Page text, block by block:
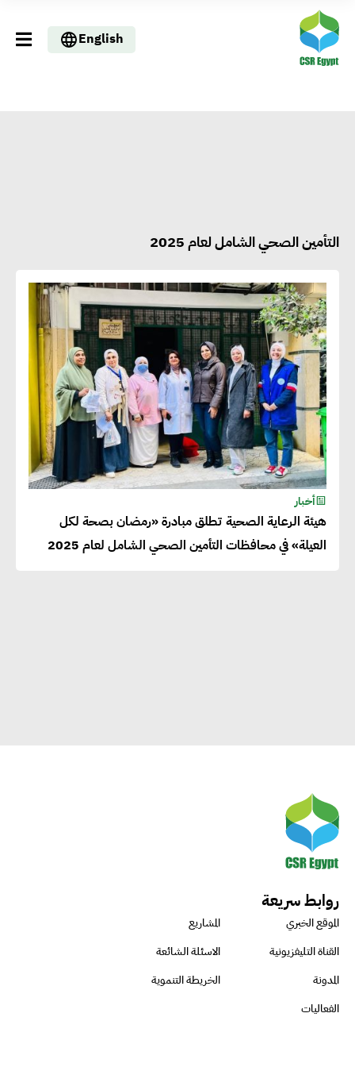
English
التأمين الصحي الشامل لعام 2025
أخبار
هيئة الرعاية الصحية تطلق مبادرة «رمضان بصحة لكل
العيلة» في محافظات التأمين الصحي الشامل لعام 2025
روابط سريعة
الموقع الخبري
المشاريع
القناة التليفزيونية
الاسئلة الشائعة
المدونة
الخريطة التنموية
الفعاليات